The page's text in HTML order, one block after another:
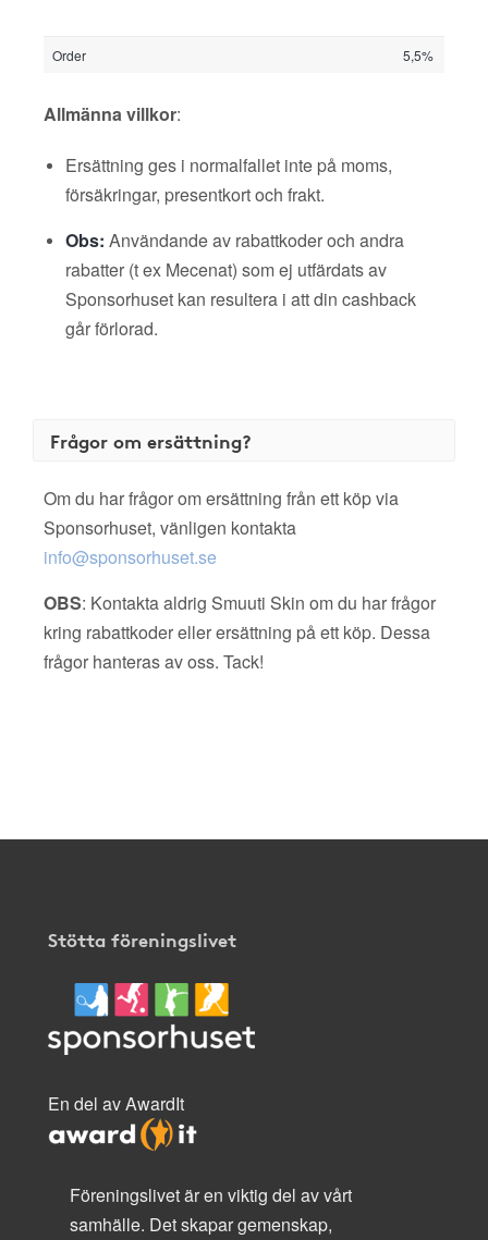
Order 5,5%
Allmänna villkor:
Ersättning ges i normalfallet inte på moms,
försäkringar, presentkort och frakt.
Obs: Användande av rabattkoder och andra
rabatter (t ex Mecenat) som ej utfärdats av
Sponsorhuset kan resultera i att din cashback
går förlorad.
Frågor om ersättning?
Om du har frågor om ersättning från ett köp via
Sponsorhuset, vänligen kontakta
info@sponsorhuset.se
OBS: Kontakta aldrig Smuuti Skin om du har frågor
kring rabattkoder eller ersättning på ett köp. Dessa
frågor hanteras av oss. Tack!
Stötta föreningslivet
En del av AwardIt
Föreningslivet är en viktig del av vårt
samhälle. Det skapar gemenskap,